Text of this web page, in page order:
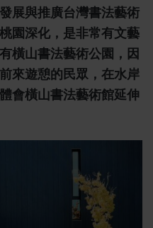
展與推廣台灣書法藝術
園深化，是非常有文藝
橫山書法藝術公園，因
來遊憩的民眾，在水岸
會橫山書法藝術館延伸